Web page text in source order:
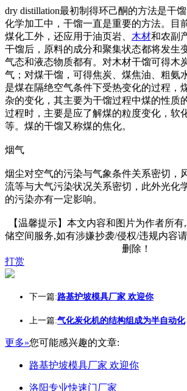
dry distillation最初制得环己酮的方法是干
化学加工中，干馏一直是重要的方法。目
煤化工外，还应用于油页岩、 木材和农副
干馏后，原料的成分和聚集状态都将发生
气态和液态物质都有。对木材干馏可得木
气；对煤干馏，可得焦炭、煤焦油、粗氨
是煤在隔绝空气条件下受热变化的过程，
杂的变化，其主要为干馏过程中煤的性质
过程时，主要是应了解煤的粒度变化，软
等。煤的干馏又称煤的焦化。
烟气
烟尘对空气的污染与气象条件关系密切，
流等与大气污染状况关系密切，此外光化
的污染亦有一定影响。
【温馨提示】本文内容和图片为作者所
储空间服务,如有涉嫌抄袭/侵权/违规内容
删除！
打赏
下一篇:路基护坡模具厂家 欢迎你
上一篇:气化炭化机的结构组成为半自动化
更多»您可能感兴趣的文章:
路基护坡模具厂家 欢迎你
洛阳专业快速门厂家